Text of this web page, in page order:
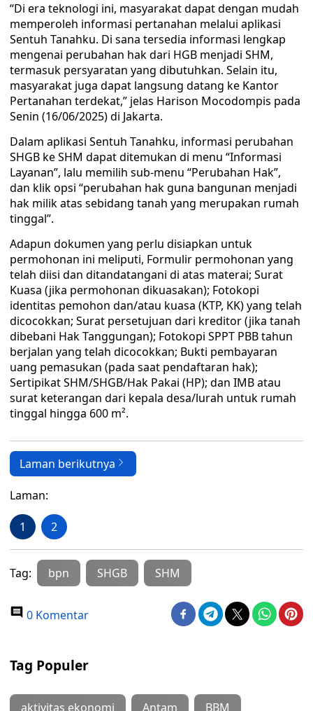
“Di era teknologi ini, masyarakat dapat dengan mudah
memperoleh informasi pertanahan melalui aplikasi
Sentuh Tanahku. Di sana tersedia informasi lengkap
mengenai perubahan hak dari HGB menjadi SHM,
termasuk persyaratan yang dibutuhkan. Selain itu,
masyarakat juga dapat langsung datang ke Kantor
Pertanahan terdekat,” jelas Harison Mocodompis pada
Senin (16/06/2025) di Jakarta.
Dalam aplikasi Sentuh Tanahku, informasi perubahan
SHGB ke SHM dapat ditemukan di menu “Informasi
Layanan”, lalu memilih sub-menu “Perubahan Hak”,
dan klik opsi “perubahan hak guna bangunan menjadi
hak milik atas sebidang tanah yang merupakan rumah
tinggal”.
Adapun dokumen yang perlu disiapkan untuk
permohonan ini meliputi, Formulir permohonan yang
telah diisi dan ditandatangani di atas materai; Surat
Kuasa (jika permohonan dikuasakan); Fotokopi
identitas pemohon dan/atau kuasa (KTP, KK) yang telah
dicocokkan; Surat persetujuan dari kreditor (jika tanah
dibebani Hak Tanggungan); Fotokopi SPPT PBB tahun
berjalan yang telah dicocokkan; Bukti pembayaran
uang pemasukan (pada saat pendaftaran hak);
Sertipikat SHM/SHGB/Hak Pakai (HP); dan IMB atau
surat keterangan dari kepala desa/lurah untuk rumah
tinggal hingga 600 m².
Laman berikutnya
Laman:
1 2
Tag: bpn SHGB SHM
0 Komentar
Tag Populer
aktivitas ekonomi Antam BBM